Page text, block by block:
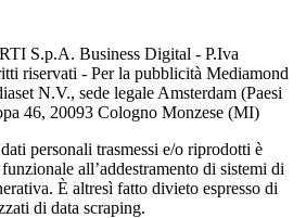
RTI S.p.A. Business Digital - P.Iva
riservati - Per la pubblicità Mediamond
N.V., sede legale Amsterdam (Paesi
46, 20093 Cologno Monzese (MI)
personali trasmessi e/o riprodotti è
all’addestramento di sistemi di
È altresì fatto divieto espresso di
di data scraping.